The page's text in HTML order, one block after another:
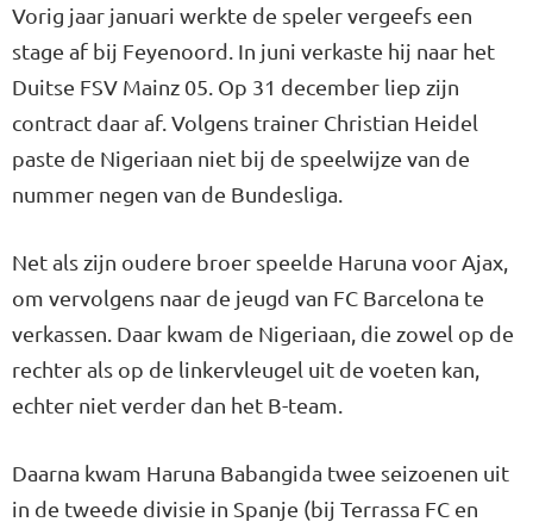
Vorig jaar januari werkte de speler vergeefs een
stage af bij Feyenoord. In juni verkaste hij naar het
Duitse FSV Mainz 05. Op 31 december liep zijn
contract daar af. Volgens trainer Christian Heidel
paste de Nigeriaan niet bij de speelwijze van de
nummer negen van de Bundesliga.
Net als zijn oudere broer speelde Haruna voor Ajax,
om vervolgens naar de jeugd van FC Barcelona te
verkassen. Daar kwam de Nigeriaan, die zowel op de
rechter als op de linkervleugel uit de voeten kan,
echter niet verder dan het B-team.
Daarna kwam Haruna Babangida twee seizoenen uit
in de tweede divisie in Spanje (bij Terrassa FC en